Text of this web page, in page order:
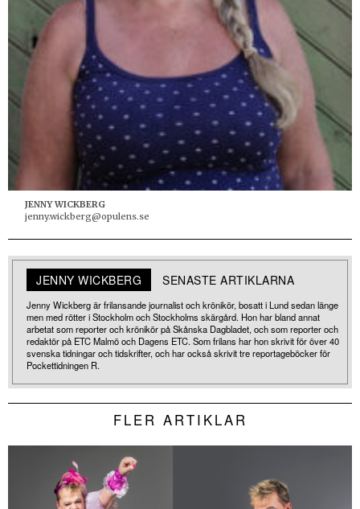
JENNY WICKBERG
jenny.wickberg@opulens.se
JENNY WICKBERG SENASTE ARTIKLARNA
Jenny Wickberg är frilansande journalist och krönikör, bosatt i Lund sedan länge
men med rötter i Stockholm och Stockholms skärgård. Hon har bland annat
arbetat som reporter och krönikör på Skånska Dagbladet, och som reporter och
redaktör på ETC Malmö och Dagens ETC. Som frilans har hon skrivit för över 40
svenska tidningar och tidskrifter, och har också skrivit tre reportageböcker för
Pockettidningen R.
FLER ARTIKLAR